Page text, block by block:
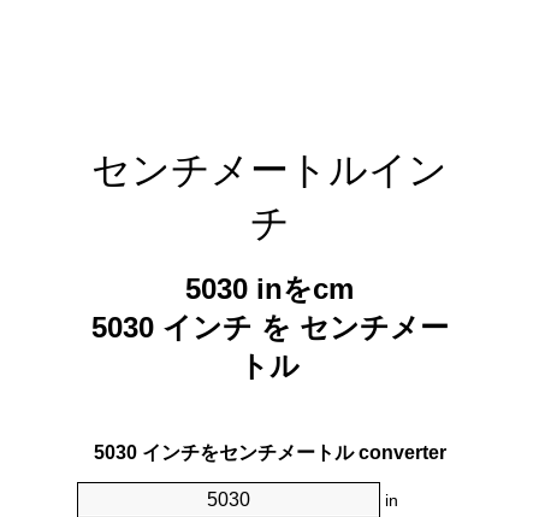
センチメートルイン
チ
5030 inをcm
5030 インチ を センチメー
トル
5030 インチをセンチメートル converter
in